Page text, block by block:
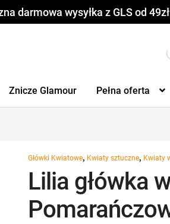
darmowa wysyłka z GLS od
Znicze Glamour Pełna oferta
Główki Kwiatowe, Kwiaty sztuczne, Kwiaty
Lilia główka